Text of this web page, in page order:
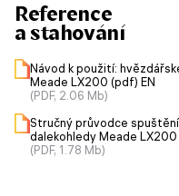
Reference
a stahování
Návod k použití:
Meade LX200 (pdf) EN
(PDF, 2.06 Mb)
Stručný průvodce
dalekohledy Meade LX200
(PDF, 1.78 Mb)